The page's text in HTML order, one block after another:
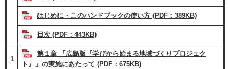
はじめに・このハンドブックの使い方 (PDF：389KB)
目次 (PDF：443KB)
1
第１章 「広島版『学びから始まる地域づくりプロジェク
ト』」の実施にあたって (PDF：675KB)